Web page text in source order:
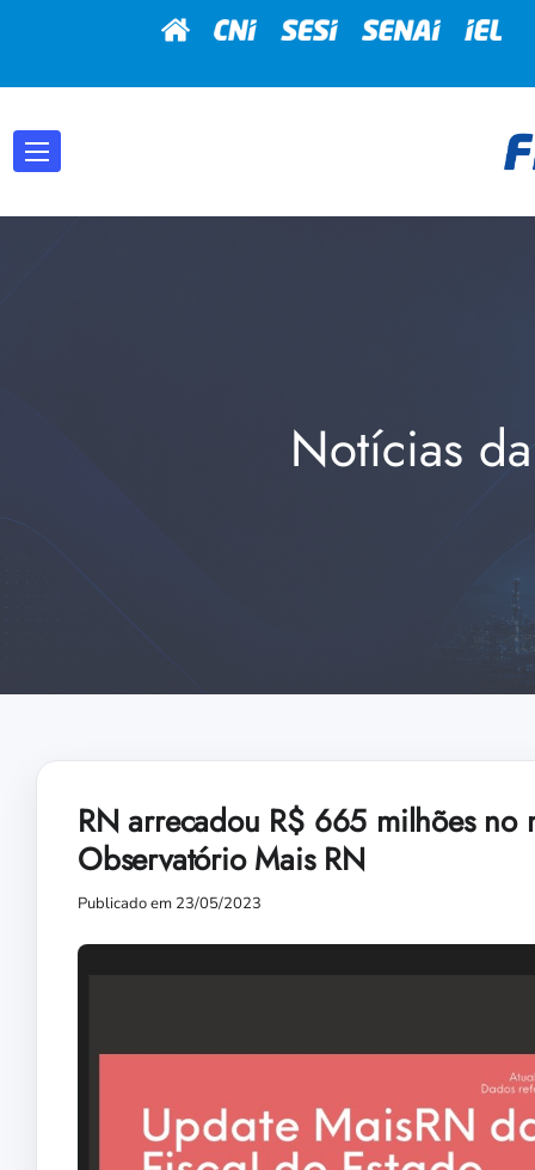
Notícias
RN arrecadou R$ 665 milhões no
Observatório Mais RN
Publicado em 23/05/2023